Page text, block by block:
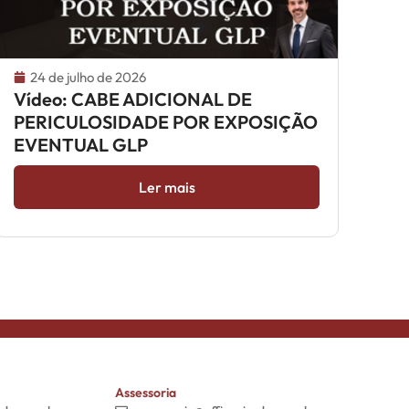
24 de julho de 2026
Vídeo: CABE ADICIONAL DE
PERICULOSIDADE POR EXPOSIÇÃO
EVENTUAL GLP
Ler mais
Assessoria